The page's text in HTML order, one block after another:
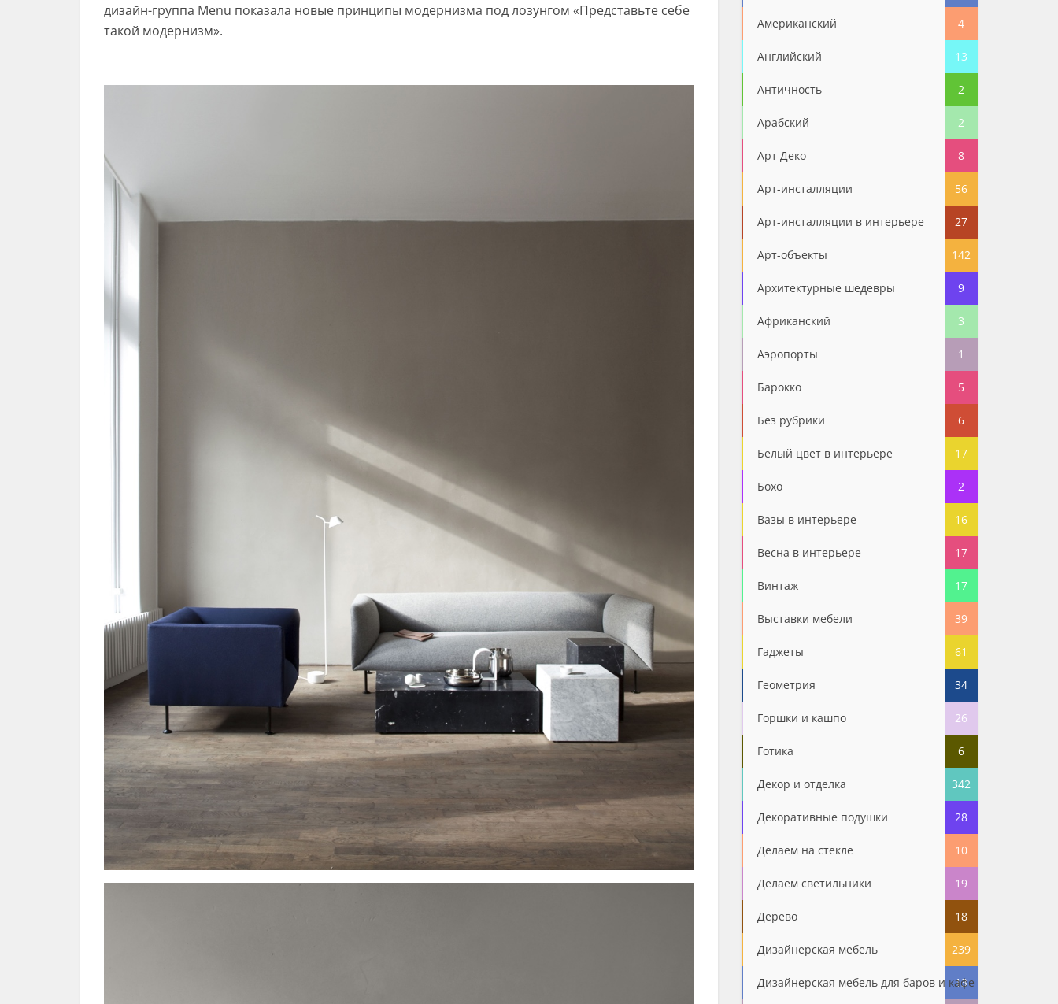
дизайн-группа Menu показала новые принципы модернизма под лозунгом «Представьте себе
такой модернизм».
Американский 4
Английский 13
Античность 2
Арабский 2
Арт Деко 8
Арт-инсталляции 56
Арт-инсталляции в интерьере 27
Арт-объекты 142
Архитектурные шедевры 9
Африканский 3
Аэропорты 1
Барокко 5
Без рубрики 6
Белый цвет в интерьере 17
Бохо 2
Вазы в интерьере 16
Весна в интерьере 17
Винтаж 17
Выставки мебели 39
Гаджеты 61
Геометрия 34
Горшки и кашпо 26
Готика 6
Декор и отделка 342
Декоративные подушки 28
Делаем на стекле 10
Делаем светильники 19
Дерево 18
Дизайнерская мебель 239
Дизайнерская мебель для баров и кафе
13